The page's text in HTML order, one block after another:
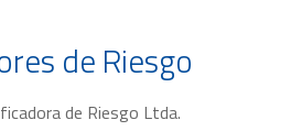
de Riesgo
de Riesgo Ltda.